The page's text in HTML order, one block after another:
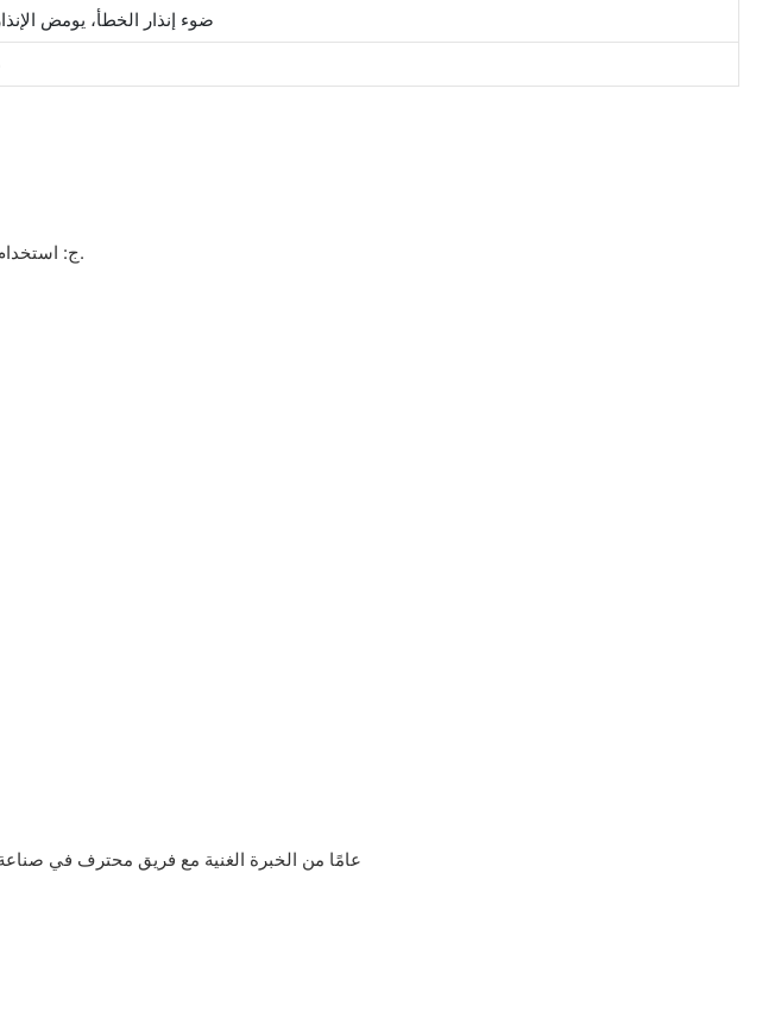
ضوء إنذار الخطأ، يومض
ج: استخدام آلية يابانية أصلية، رأس الطابعة مع مراقبة الجودة الصارمة، وأكثر دواما للاستخدام، وتوفير التكلفة بشكل جيد.
1. 19 عامًا من الخبرة الغنية مع فريق محترف في